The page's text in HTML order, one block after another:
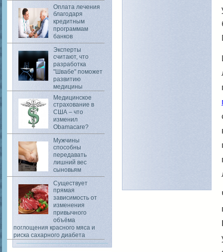
Оплата лечения
благодаря
кредитным
программам
банков
Эксперты
считают, что
разработка
"Швабе" поможет
развитию
медицины
Медицинское
страхование в
США – что
изменил
Obamacare?
Мужчины
способны
передавать
лишний вес
сыновьям
Существует
прямая
зависимость от
изменения
привычного
объёма
поглощения красного мяса и
риска сахарного диабета